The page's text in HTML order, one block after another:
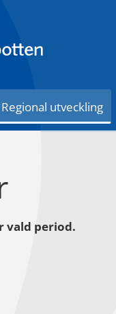
Regional utveckling
vald period.